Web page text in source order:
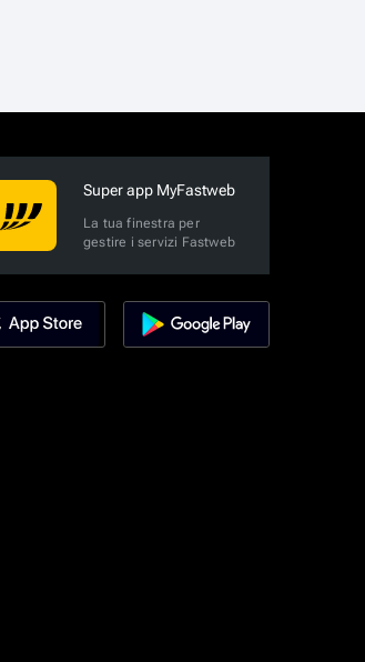
Super app MyFastweb
La tua finestra per
gestire i servizi Fastweb